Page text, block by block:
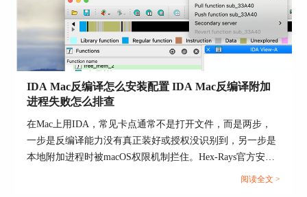
IDA Mac反编译怎么安装配置 IDA Mac反编译附加
进程失败怎么排查
在Mac上用IDA，常见卡点通常不是打开文件，而是两步，
一步是反编译能力没有真正装好或授权没识别到，另一步是
本地附加进程时被macOS权限机制拦住。Hex-Rays官方安装
文档、反编译说明和macOS调试教程其实把这两件事都讲得
阅读全文 >